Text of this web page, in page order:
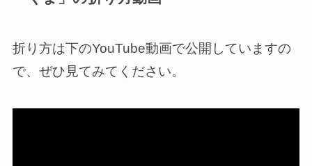
折り方は下のYouTube動画で公開していますの
で、ぜひ見てみてください。